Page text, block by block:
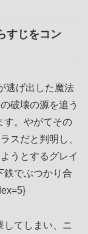
すじをコン
逃げ出した魔法
破壊の源を追う
す。やがてその
スだと判明し、
うとするグレイ
鉄でぶつかり合
てしまい、ニ